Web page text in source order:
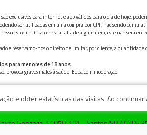
exclusivos para internet e app válidos para o dia de hoje,
ser utilizadas em uma compra por CPF, não sendo
estoque. Caso ocorra a falta de algum item, este não será
e reservamo-nos o direito de limitar, por cliente, a quantidade
para menores de 18 anos.
provoca graves males à saúde. Beba com moderação
Gonzaga, 11050-101 - Santos/SP / CNPJ:
e obter estatísticas das visitas. Ao continuar